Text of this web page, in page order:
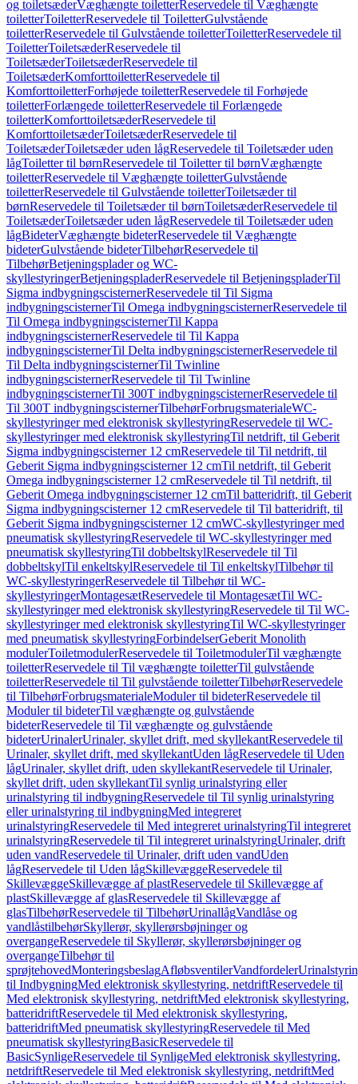
og toiletsæderVæghængte toiletterReservedele til Væghængte
toiletterToiletterReservedele til ToiletterGulvstående
toiletterReservedele til Gulvstående toiletterToiletterReservedele til
ToiletterToiletsæderReservedele til
ToiletsæderToiletsæderReservedele til
ToiletsæderKomforttoiletterReservedele til
KomforttoiletterForhøjede toiletterReservedele til Forhøjede
toiletterForlængede toiletterReservedele til Forlængede
toiletterKomforttoiletsæderReservedele til
KomforttoiletsæderToiletsæderReservedele til
ToiletsæderToiletsæder uden lågReservedele til Toiletsæder uden
lågToiletter til børnReservedele til Toiletter til børnVæghængte
toiletterReservedele til Væghængte toiletterGulvstående
toiletterReservedele til Gulvstående toiletterToiletsæder til
børnReservedele til Toiletsæder til børnToiletsæderReservedele til
ToiletsæderToiletsæder uden lågReservedele til Toiletsæder uden
lågBideterVæghængte bideterReservedele til Væghængte
bideterGulvstående bideterTilbehørReservedele til
TilbehørBetjeningsplader og WC-
skyllestyringerBetjeningspladerReservedele til BetjeningspladerTil
Sigma indbygningscisternerReservedele til Til Sigma
indbygningscisternerTil Omega indbygningscisternerReservedele til
Til Omega indbygningscisternerTil Kappa
indbygningscisternerReservedele til Til Kappa
indbygningscisternerTil Delta indbygningscisternerReservedele til
Til Delta indbygningscisternerTil Twinline
indbygningscisternerReservedele til Til Twinline
indbygningscisternerTil 300T indbygningscisternerReservedele til
Til 300T indbygningscisternerTilbehørForbrugsmaterialeWC-
skyllestyringer med elektronisk skyllestyringReservedele til WC-
skyllestyringer med elektronisk skyllestyringTil netdrift, til Geberit
Sigma indbygningscisterner 12 cmReservedele til Til netdrift, til
Geberit Sigma indbygningscisterner 12 cmTil netdrift, til Geberit
Omega indbygningscisterner 12 cmReservedele til Til netdrift, til
Geberit Omega indbygningscisterner 12 cmTil batteridrift, til Geberit
Sigma indbygningscisterner 12 cmReservedele til Til batteridrift, til
Geberit Sigma indbygningscisterner 12 cmWC-skyllestyringer med
pneumatisk skyllestyringReservedele til WC-skyllestyringer med
pneumatisk skyllestyringTil dobbeltskylReservedele til Til
dobbeltskylTil enkeltskylReservedele til Til enkeltskylTilbehør til
WC-skyllestyringerReservedele til Tilbehør til WC-
skyllestyringerMontagesætReservedele til MontagesætTil WC-
skyllestyringer med elektronisk skyllestyringReservedele til Til WC-
skyllestyringer med elektronisk skyllestyringTil WC-skyllestyringer
med pneumatisk skyllestyringForbindelserGeberit Monolith
modulerToiletmodulerReservedele til ToiletmodulerTil væghængte
toiletterReservedele til Til væghængte toiletterTil gulvstående
toiletterReservedele til Til gulvstående toiletterTilbehørReservedele
til TilbehørForbrugsmaterialeModuler til bideterReservedele til
Moduler til bideterTil væghængte og gulvstående
bideterReservedele til Til væghængte og gulvstående
bideterUrinalerUrinaler, skyllet drift, med skyllekantReservedele til
Urinaler, skyllet drift, med skyllekantUden lågReservedele til Uden
lågUrinaler, skyllet drift, uden skyllekantReservedele til Urinaler,
skyllet drift, uden skyllekantTil synlig urinalstyring eller
urinalstyring til indbygningReservedele til Til synlig urinalstyring
eller urinalstyring til indbygningMed integreret
urinalstyringReservedele til Med integreret urinalstyringTil integreret
urinalstyringReservedele til Til integreret urinalstyringUrinaler, drift
uden vandReservedele til Urinaler, drift uden vandUden
lågReservedele til Uden lågSkillevæggeReservedele til
SkillevæggeSkillevægge af plastReservedele til Skillevægge af
plastSkillevægge af glasReservedele til Skillevægge af
glasTilbehørReservedele til TilbehørUrinallågVandlåse og
vandlåstilbehørSkyllerør, skyllerørsbøjninger og
overgangeReservedele til Skyllerør, skyllerørsbøjninger og
overgangeTilbehør til
sprøjtehovedMonteringsbeslagAfløbsventilerVandfordeler
til IndbygningMed elektronisk skyllestyring, netdriftReservedele til
Med elektronisk skyllestyring, netdriftMed elektronisk skyllestyring,
batteridriftReservedele til Med elektronisk skyllestyring,
batteridriftMed pneumatisk skyllestyringReservedele til Med
pneumatisk skyllestyringBasicReservedele til
BasicSynligeReservedele til SynligeMed elektronisk skyllestyring,
netdriftReservedele til Med elektronisk skyllestyring, netdriftMed